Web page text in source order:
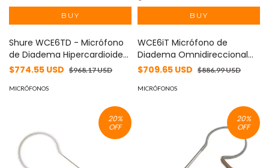
Shure WCE6TD - Micrófono
de Diadema Hipercardioide
Color Piel - Ideal para Voz y
$774.55 USD $968.17 USD
MICRÓFONOS
WCE6iT Micrófono de
Diadema Omnidireccional
Shure - Color Piel - Ajustable
Presentaciones y Shows en
$709.65 USD $886.99 USD
MICRÓFONOS
20%
OFF
20%
OFF